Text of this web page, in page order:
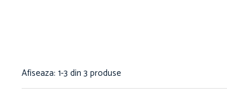
E-Lichid CBD
Afiseaza: 1-3 din 3 produse